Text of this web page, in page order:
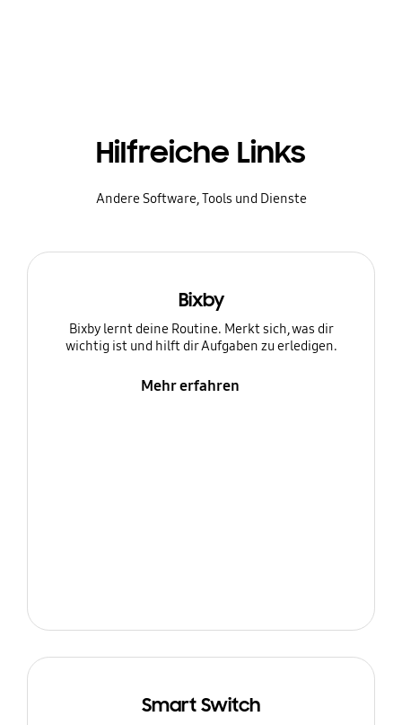
Hilfreiche Links
Andere Software, Tools und Dienste
Bixby
Bixby lernt deine Routine. Merkt sich, was dir
wichtig ist und hilft dir Aufgaben zu erledigen.
Mehr erfahren
Smart Switch